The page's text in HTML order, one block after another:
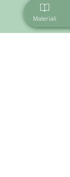
Materiali